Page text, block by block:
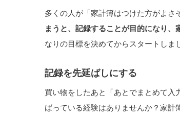
多くの人が「家計簿はつけた方がよさ
まうと、記録することが目的になり、
なりの目標を決めてからスタートしま
記録を先延ばしにする
買い物をしたあと「あとでまとめて
ばっている経験はありませんか？家計